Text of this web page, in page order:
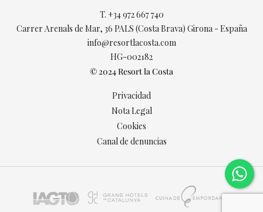
T. +34 972 667 740
Carrer Arenals de Mar, 36 PALS (Costa Brava) Girona - España
info@resortlacosta.com
HG-002182
© 2024 Resort la Costa
Privacidad
Nota Legal
Cookies
Canal de denuncias